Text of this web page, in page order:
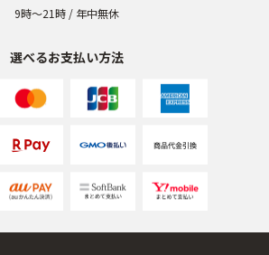
アケア
9時〜21時 / 年中無休
選べるお支払い方法